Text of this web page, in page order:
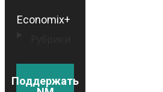
Economix+
Поддержать